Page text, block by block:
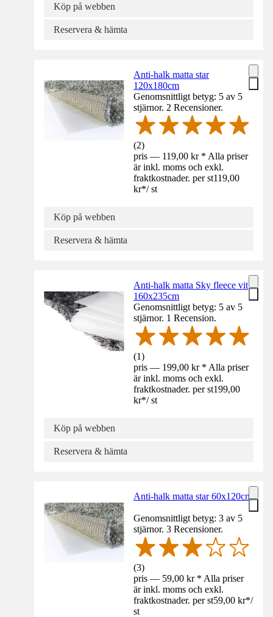
Köp på webben
Reservera & hämta
Anti-halk matta star
120x180cm
Genomsnittligt betyg: 5 av 5
stjärnor. 2 Recensioner.
(2)
pris — 119,00 kr * Alla priser
är inkl. moms och exkl.
fraktkostnader. per st119,00
kr*/ st
Köp på webben
Reservera & hämta
Anti-halk matta Sky fleece vit
160x235cm
Genomsnittligt betyg: 5 av 5
stjärnor. 1 Recension.
(1)
pris — 199,00 kr * Alla priser
är inkl. moms och exkl.
fraktkostnader. per st199,00
kr*/ st
Köp på webben
Reservera & hämta
Anti-halk matta star 60x120cm
Genomsnittligt betyg: 3 av 5
stjärnor. 3 Recensioner.
(3)
pris — 59,00 kr * Alla priser
är inkl. moms och exkl.
fraktkostnader. per st59,00 kr*/
st